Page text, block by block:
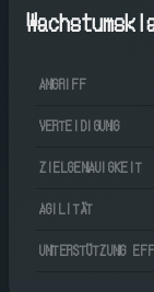
ANGRIFF
VERTEIDIGUNG
ZIELGENAUIGKEIT
AGILITÄT
UNTERSTÜTZUNG